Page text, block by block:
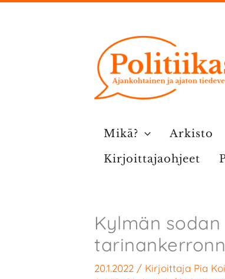
Mikä? Arkisto
Kirjoittajaohjeet
Kylmän
20.1.2022 / Kirjoittaja Pia